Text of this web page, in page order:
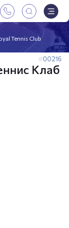
Tennis Club
00216
Клаб